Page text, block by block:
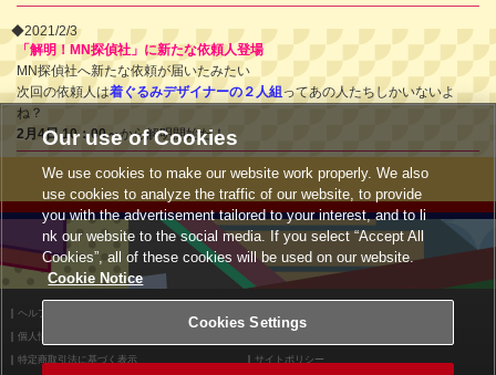
◆2021/2/3
「解明！MN探偵社」に新たな依頼人登場
MN探偵社へ新たな依頼が届いたみたい
次回の依頼人は着ぐるみデザイナーの２人組ってあの人たちしかいないよ
ね？
2月4日 10：00～から解明開始だ！
ヘルプ
個人情報等保護方針
特定商取引法に基づく表示 サイトポリシー
Our use of Cookies
We use cookies to make our website work properly. We also
use cookies to analyze the traffic of our website, to provide
you with the advertisement tailored to your interest, and to li
nk our website to the social media. If you select “Accept All
Cookies”, all of these cookies will be used on our website.
Cookie Notice
Cookies Settings